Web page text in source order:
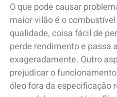
O que pode causar
maior vilão é o
qualidade, coisa fácil de
perde rendimento e passa
exageradamente. Outro
prejudicar o
óleo fora da especificação